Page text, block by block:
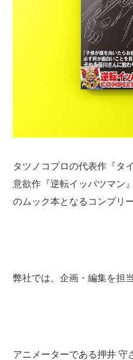
タツノコプロの代表作『タ
意欲作『逆転イッパツマン
のムック本となるコンプリ
弊社では、企画・編集を担
アニメーターである押井 守